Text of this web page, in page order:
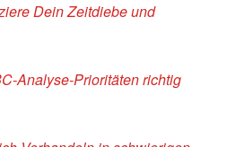
Dein Zeitdiebe und
Analyse-Prioritäten richtig